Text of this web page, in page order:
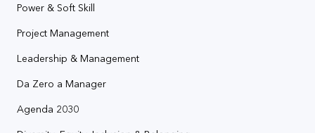
Power & Soft Skill
Project Management
Leadership & Management
Da Zero a Manager
Agenda 2030